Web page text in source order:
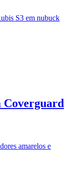
Coverguard